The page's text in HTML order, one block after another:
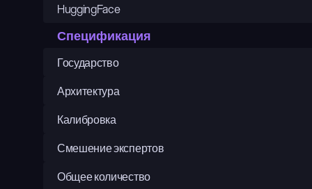
HuggingFace
Спецификация
Государство
Архитектура
Калибровка
Смешение экспертов
Общее количество